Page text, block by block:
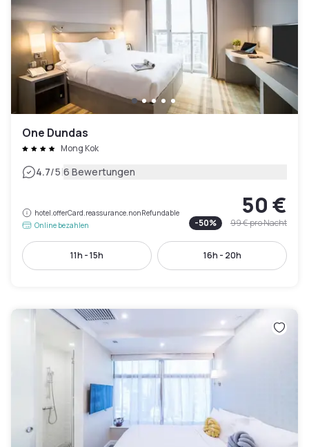
One Dundas
Mong Kok
4.7/5|6 Bewertungen
hotel.offerCard.reassurance.nonRefundable
Online bezahlen
50 €
-50% 99 €pro Nacht
11h - 15h 16h - 20h